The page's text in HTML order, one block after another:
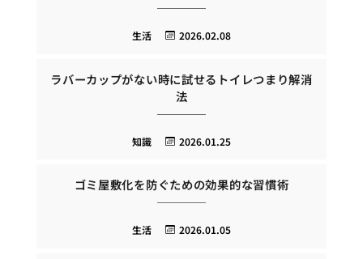
2026.02.08
生活
ラバーカップがない時に試せるトイレつまり解消
法
2026.01.25
知識
ゴミ屋敷化を防ぐための効果的な習慣術
2026.01.05
生活